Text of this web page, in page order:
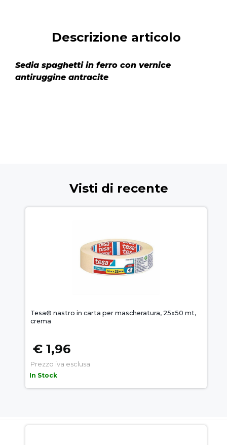
Descrizione articolo
Sedia spaghetti in ferro con vernice
antiruggine antracite
Visti di recente
Tesa© nastro in carta per mascheratura, 25x50 mt,
crema
€ 1,96
Prezzo iva esclusa
In Stock